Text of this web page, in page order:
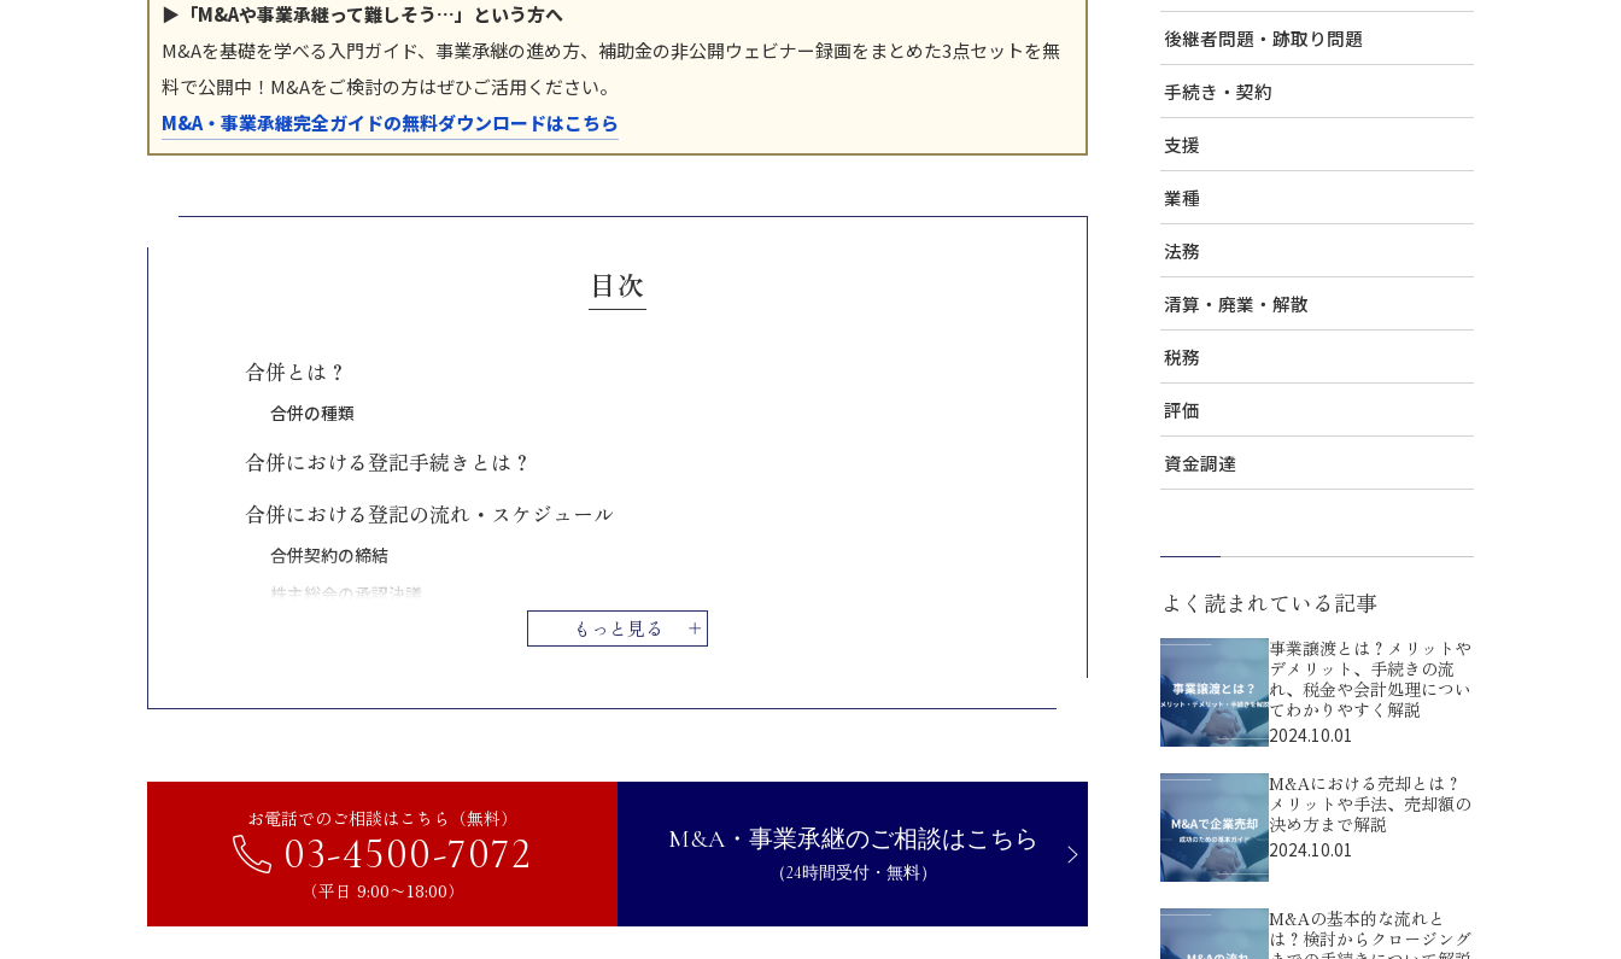
▶「M&Aや事業承継って難しそう…」という方へ
M&Aを基礎を学べる入門ガイド、事業承継の進め方、補助金の非公開ウェビナー録画をまとめた3点セットを無
料で公開中！M&Aをご検討の方はぜひご活用ください。
M&A・事業承継完全ガイドの無料ダウンロードはこちら
目次
もっと見る
合併とは？
合併の種類
合併における登記手続きとは？
合併における登記の流れ・スケジュール
合併契約の締結
株主総会の承認決議
合併に関する情報の事前開示・事後開示
登記申請
合併の登記に必要な書類
【吸収合併】登記の必要書類
お電話でのご相談はこちら（無料）
03-4500-7072
（平日 9:00〜18:00）
M&A・事業承継のご相談はこちら
（24時間受付・無料）
後継者問題・跡取り問題
手続き・契約
支援
業種
法務
清算・廃業・解散
税務
評価
資金調達
よく読まれている記事
事業譲渡とは？メリットや
デメリット、手続きの流
れ、税金や会計処理につい
てわかりやすく解説
2024.10.01
M&Aにおける売却とは？
メリットや手法、売却額の
決め方まで解説
2024.10.01
M&Aの基本的な流れと
は？検討からクロージング